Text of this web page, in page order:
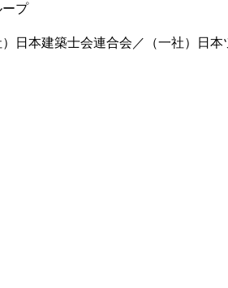
ープ
日本建築士会連合会／（一社）日